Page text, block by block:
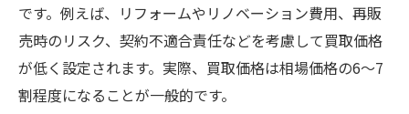
です。例えば、リフォームやリノベーション費用、再販
売時のリスク、契約不適合責任などを考慮して買取価格
が低く設定されます。実際、買取価格は相場価格の6～7
割程度になることが一般的です。